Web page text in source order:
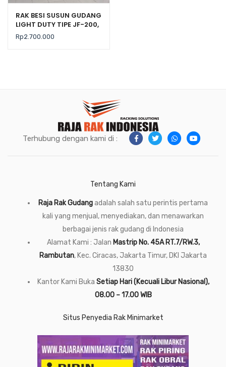
RAK BESI SUSUN GUDANG
LIGHT DUTY TIPE JF-200,
KEKUATAN 200 KG / LEVEL
Rp2.700.000
Terhubung dengan kami di :
Tentang Kami
Raja Rak Gudangadalah salah satu perintis pertama
kali yang menjual, menyediakan, dan menawarkan
berbagai jenis rak gudang di Indonesia
Alamat Kami : Jalan Mastrip No. 45A RT.7/RW.3,
Rambutan, Kec. Ciracas, Jakarta Timur, DKI Jakarta
13830
Kantor Kami Buka Setiap Hari (Kecuali Libur Nasional),
08.00 – 17.00 WIB
Situs Penyedia Rak Minimarket